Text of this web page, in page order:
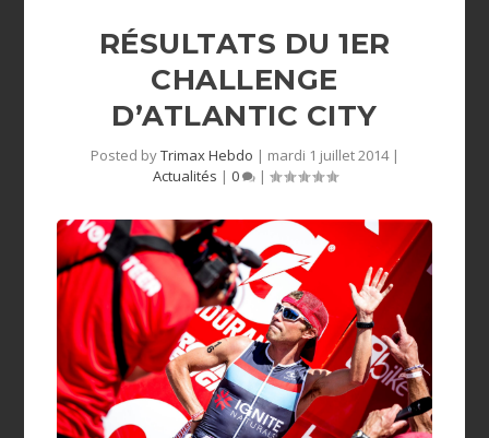
RÉSULTATS DU 1ER
CHALLENGE
D’ATLANTIC CITY
Posted byTrimax Hebdo | mardi 1 juillet 2014|
Actualités | 0 |